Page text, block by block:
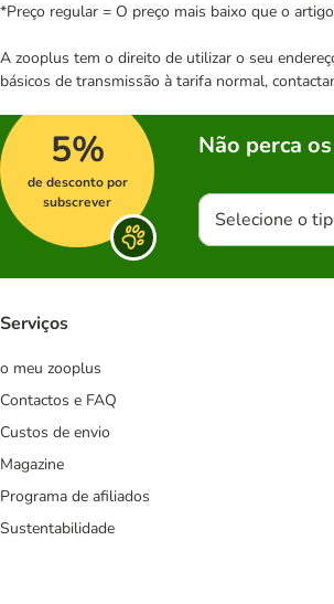
*Preço regular = O preço mais baixo que o
A zooplus tem o direito de utilizar o seu
básicos de transmissão à tarifa normal,
5%
de desconto por
subscrever
Não perca
Selecione o
Serviços
o meu zooplus
Contactos e FAQ
Custos de envio
Magazine
Programa de afiliados
Sustentabilidade